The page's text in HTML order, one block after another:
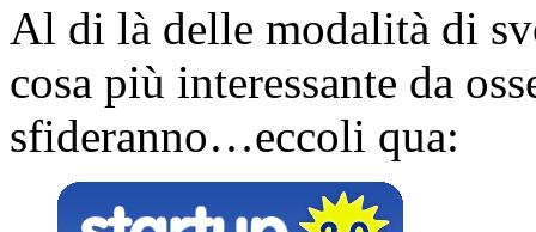
Al di là delle modalità di
cosa più interessante da
sfideranno…eccoli qua: